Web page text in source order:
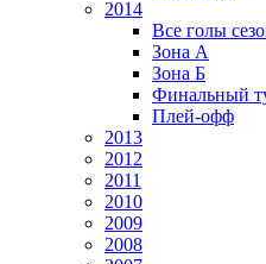
2014
Все голы
Зона А
Зона Б
Финальный
Плей-офф
2013
2012
2011
2010
2009
2008